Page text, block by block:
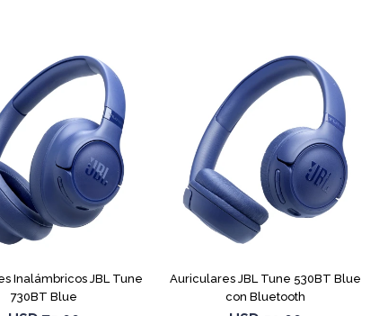
Inalámbricos JBL Tune
730BT Blue
Auriculares JBL Tune 530BT Blue
con Bluetooth